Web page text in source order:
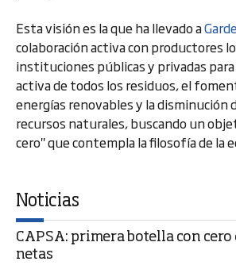
Esta visión es la que ha llevado a
colaboración activa con productores
instituciones públicas y privadas
activa de todos los residuos, el
energías renovables y la disminución
recursos naturales, buscando un
cero" que contempla la filosofía de la
Noticias
CAPSA: primera botella con
netas